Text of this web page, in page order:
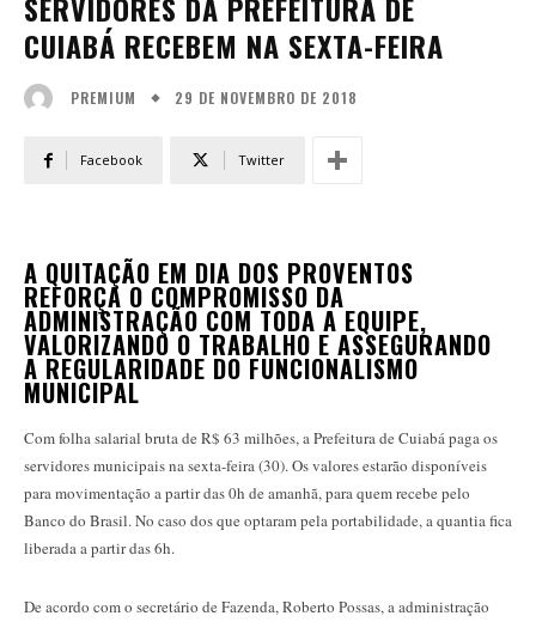
CUIABÁ RECEBEM NA SEXTA-FEIRA
PREMIUM 29 DE NOVEMBRO DE 2018
Facebook Twitter
A QUITAÇÃO EM DIA DOS PROVENTOS
REFORÇA O COMPROMISSO DA
ADMINISTRAÇÃO COM TODA A EQUIPE,
VALORIZANDO O TRABALHO E ASSEGURANDO
A REGULARIDADE DO FUNCIONALISMO
MUNICIPAL
Com folha salarial bruta de R$ 63 milhões, a Prefeitura de Cuiabá paga os
servidores municipais na sexta-feira (30). Os valores estarão disponíveis
para movimentação a partir das 0h de amanhã, para quem recebe pelo
Banco do Brasil. No caso dos que optaram pela portabilidade, a quantia fica
liberada a partir das 6h.
De acordo com o secretário de Fazenda, Roberto Possas, a administração